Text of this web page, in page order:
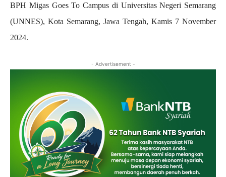
BPH Migas Goes To Campus di Universitas Negeri Semarang
(UNNES), Kota Semarang, Jawa Tengah, Kamis 7 November
2024.
- Advertisement -